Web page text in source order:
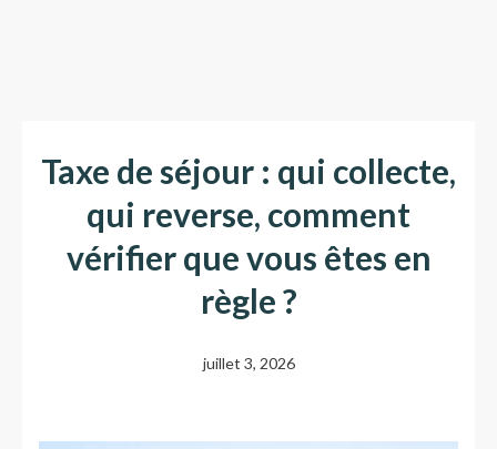
Taxe de séjour : qui collecte,
qui reverse, comment
vérifier que vous êtes en
règle ?
juillet 3, 2026